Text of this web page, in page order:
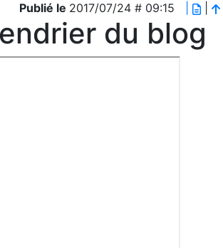
Publié le 2017/07/24 # 09:15
du blog